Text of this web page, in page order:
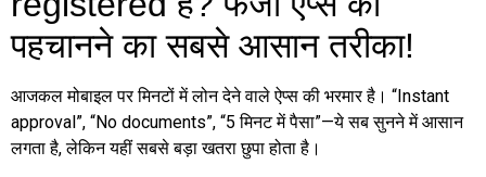
पहचानने का सबसे आसान तरीका!
आजकल मोबाइल पर मिनटों में लोन देने वाले ऐप्स की भरमार है। “Instant
approval”, “No documents”, “5 मिनट में पैसा”—ये सब सुनने में आसान
लगता है, लेकिन यहीं सबसे बड़ा खतरा छुपा होता है।